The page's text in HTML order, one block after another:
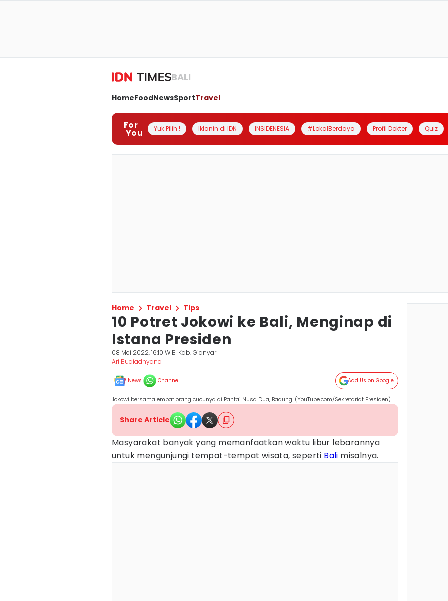
BALI
HomeFoodNewsSportTravel
For
You Yuk Pilih ! Iklanin di IDN INSIDENESIA #LokalBerdaya Profil Dokter Quiz
Home Travel Tips
10 Potret Jokowi ke Bali, Menginap di
Istana Presiden
08 Mei 2022, 16:10 WIB Kab. Gianyar
Ari Budiadnyana
News Channel Add Us on Google
Jokowi bersama empat orang cucunya di Pantai Nusa Dua, Badung. (YouTube.com/Sekretariat Presiden)
Share Article
Masyarakat banyak yang memanfaatkan waktu libur lebarannya
untuk mengunjungi tempat-tempat wisata, seperti Bali misalnya.